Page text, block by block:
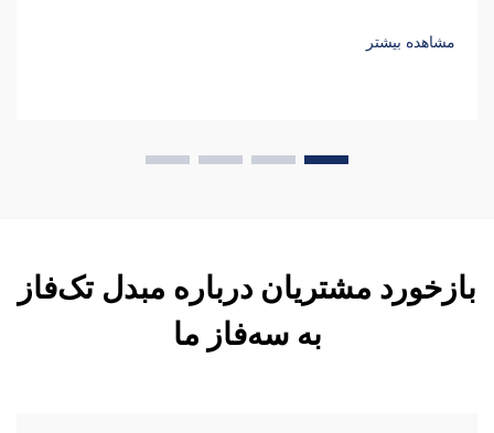
مشاهده بیشتر
بازخورد مشتریان درباره مبدل تک‌فاز
به سه‌فاز ما